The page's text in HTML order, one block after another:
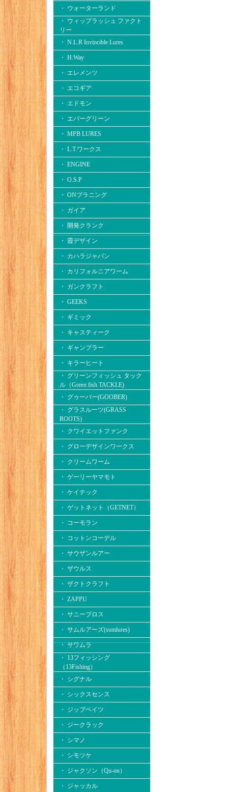
・ ウォーターランド
・ ウィップラッシュ ファクト
リー
・ N.L.R Invincible Lures
・ H.Way
・ エレメンツ
・ エコギア
・ エドモン
・ エバーグリーン
・ MPB LURES
・ L.T.ワークス
・ ENGINE
・ O.S.P
・ ONプラニング
・ ガイア
・ 開発クランク
・ 霞デザイン
・ カハラジャパン
・ カリフォルニアワーム
・ ガンクラフト
・ GEEKS
・ ギミック
・ キャスティーク
・ ギャンブラー
・ キラーヒート
・ グリーンフィッシュ タック
ル（Green fish TACKLE)
・ グゥーバー(GOOBER)
・ グラスルーツ(GRASS
ROOTS)
・ クワイエットファンク
・ グローデザインワークス
・ クリームワーム
・ ゲーリーヤマモト
・ ケイテック
・ ゲットネット（GETNET）
・ コーモラン
・ コットンコーデル
・ サウザンルアー
・ ザウルス
・ ザクトクラフト
・ ZAPPU
・ サニーブロス
・ サムルアーズ(sumlures)
・ サワムラ
・ 13フィッシング
（13Fishing）
・ シグナル
・ シックスセンス
・ ジップベイツ
・ ジークラック
・ シマノ
・ シモツケ
・ ジャクソン（Qu-on）
・ ジャッカル